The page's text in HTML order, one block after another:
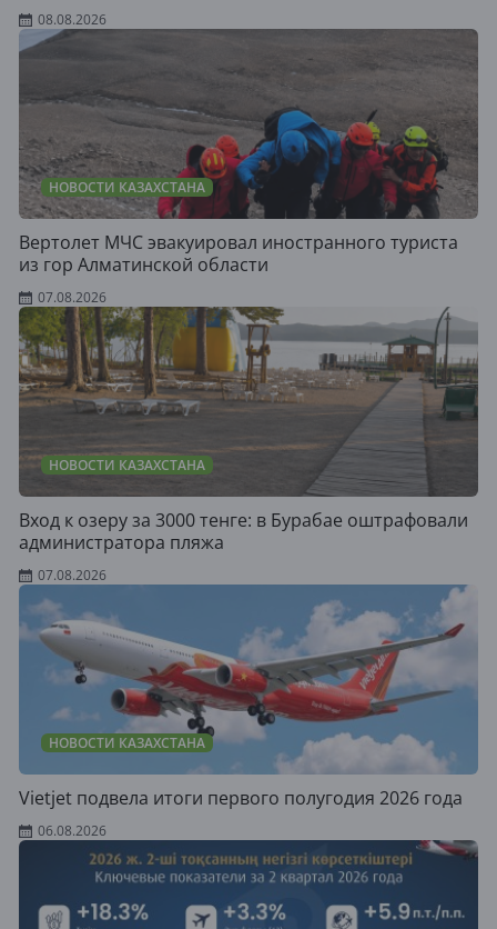
08.08.2026
НОВОСТИ КАЗАХСТАНА
Вертолет МЧС эвакуировал иностранного туриста
из гор Алматинской области
07.08.2026
НОВОСТИ КАЗАХСТАНА
Вход к озеру за 3000 тенге: в Бурабае оштрафовали
администратора пляжа
07.08.2026
НОВОСТИ КАЗАХСТАНА
Vietjet подвела итоги первого полугодия 2026 года
06.08.2026